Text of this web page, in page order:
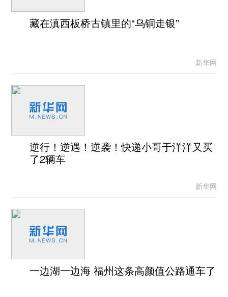
藏在滇西板桥古镇里的“乌铜走银”
新华网
逆行！逆遇！逆袭！快递小哥于洋洋又买
了2辆车
新华网
一边湖一边海 福州这条高颜值公路通车了